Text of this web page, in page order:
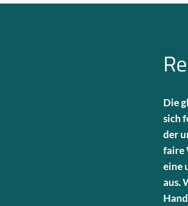
Die
sich
der
faire
eine
aus.